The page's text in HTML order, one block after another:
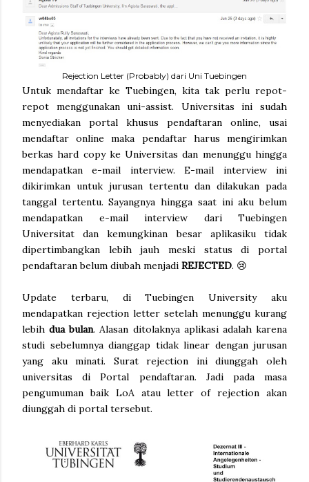
Rejection Letter (Probably) dari Uni Tuebingen
Untuk mendaftar ke Tuebingen, kita tak perlu repot-
repot menggunakan uni-assist. Universitas ini sudah
menyediakan portal khusus pendaftaran online, usai
mendaftar online maka pendaftar harus mengirimkan
berkas hard copy ke Universitas dan menunggu hingga
mendapatkan e-mail interview. E-mail interview ini
dikirimkan untuk jurusan tertentu dan dilakukan pada
tanggal tertentu. Sayangnya hingga saat ini aku belum
mendapatkan e-mail interview dari Tuebingen
Universitat dan kemungkinan besar aplikasiku tidak
dipertimbangkan lebih jauh meski status di portal
pendaftaran belum diubah menjadi REJECTED. 😢
Update terbaru, di Tuebingen University aku
mendapatkan rejection letter setelah menunggu kurang
lebihdua bulan. Alasan ditolaknya aplikasi adalah karena
studi sebelumnya dianggap tidak linear dengan jurusan
yang aku minati. Surat rejection ini diunggah oleh
universitas di Portal pendaftaran. Jadi pada masa
pengumuman baik LoA atau letter of rejection akan
diunggah di portal tersebut.